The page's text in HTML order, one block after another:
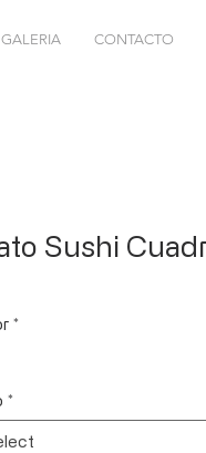
GALERIA CONTACTO
Sushi
*
*